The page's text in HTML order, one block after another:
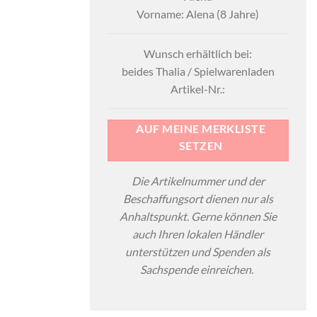
Vorname: Alena (8 Jahre)
Wunsch erhältlich bei:
beides Thalia / Spielwarenladen
Artikel-Nr.:
AUF MEINE MERKLISTE
SETZEN
Die Artikelnummer und der
Beschaffungsort dienen nur als
Anhaltspunkt. Gerne können Sie
auch Ihren lokalen Händler
unterstützen und Spenden als
Sachspende einreichen.